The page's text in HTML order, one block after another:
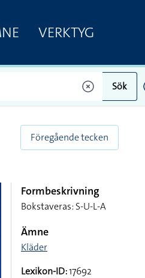
VERKTYG
Sök
Föregående tecken
Formbeskrivning
Bokstaveras: S-U-L-A
Ämne
Kläder
Lexikon-ID:17692